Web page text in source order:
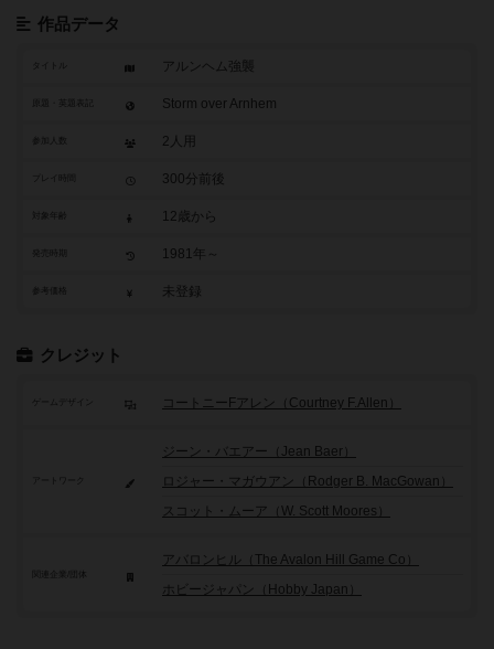
作品データ
タイトル アルンヘム強襲
Storm over Arnhem
参加人数 2人用
300分前後
12歳から
1981年～
参考価格 未登録
クレジット
ゲームデザイン コートニーFアレン（Courtney F.Allen）
アートワーク
ジーン・バエアー（Jean Baer）
ロジャー・マガウアン（Rodger B. MacGowan）
スコット・ムーア（W. Scott Moores）
アバロンヒル（The Avalon Hill Game Co）
ホビージャパン（Hobby Japan）